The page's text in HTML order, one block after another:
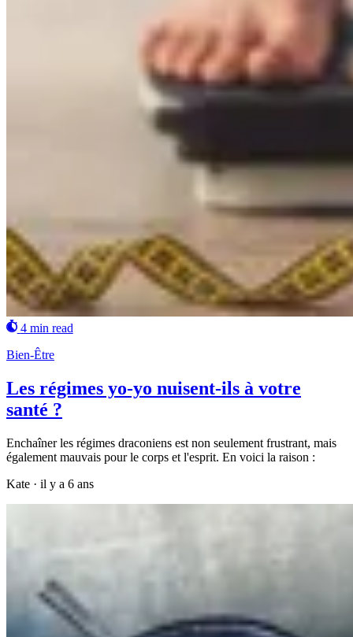
4 min read
Bien-Être
Les régimes yo-yo nuisent-ils à votre
santé ?
Enchaîner les régimes draconiens est non seulement frustrant, mais
également mauvais pour le corps et l'esprit. En voici la raison :
Kate · il y a 6 ans